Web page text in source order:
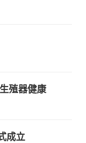
殖器健康
成立